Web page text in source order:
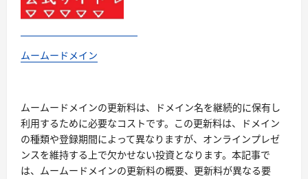
ムームードメイン
ムームードメインの更新料は、ドメイン名を継続的に保有し
利用するために必要なコストです。この更新料は、ドメイン
の種類や登録期間によって異なりますが、オンラインプレゼ
ンスを維持する上で欠かせない投資となります。本記事で
は、ムームードメインの更新料の概要、更新料が異なる要